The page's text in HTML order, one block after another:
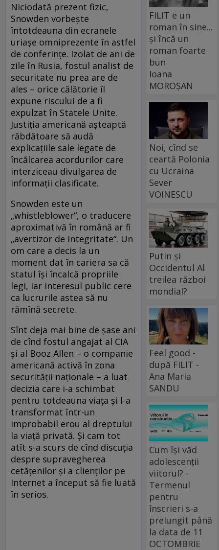
Niciodată prezent fizic,
Snowden vorbește
întotdeauna din ecranele
uriașe omniprezente în astfel
de conferințe. Izolat de ani de
zile în Rusia, fostul analist de
securitate nu prea are de
ales – orice călătorie îl
expune riscului de a fi
expulzat în Statele Unite.
Justiția americană așteaptă
răbdătoare să audă
explicațiile sale legate de
încălcarea acordurilor care
interziceau divulgarea de
informații clasificate.
Snowden este un
„whistleblower“, o traducere
aproximativă în română ar fi
„avertizor de integritate“. Un
om care a decis la un
moment dat în cariera sa că
statul își încalcă propriile
legi, iar interesul public cere
ca lucrurile astea să nu
rămînă secrete.
Sînt deja mai bine de șase ani
de cînd fostul angajat al CIA
și al Booz Allen – o companie
americană activă în zona
securității naționale – a luat
decizia care i-a schimbat
pentru totdeauna viața și l-a
transformat într-un
improbabil erou al dreptului
la viață privată. Și cam tot
atît s-a scurs de cînd discuția
despre supravegherea
cetățenilor și a clienților pe
Internet a început să fie luată
în serios.
FILIT e un
roman în sine...
și încă un
roman foarte
bun
Ioana
MOROȘAN
Noi, cînd se
ceartă Polonia
cu Ucraina
Sever
VOINESCU
Putin și
Occidentul Al
treilea război
mondial?
Feel good -
după FILIT -
Ana Maria
SANDU
Cum își văd
adolescenții
viitorul? -
Termenul
pentru
înscrieri s-a
prelungit până
la data de 11
OCTOMBRIE